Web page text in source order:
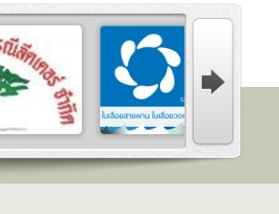
กรมศุลกากร
กรมพัฒนาฝีมือแรงงาน
สำนักงานคณะกรรมการส่งเสริมการลงทุน
สำนักงานคณะกรรมการพัฒนาการ
รษฐกิจและสังคมแห่งชาติ
สำนักงานพัฒนาวิทยาศาสตร์และ
คโนโลยีแห่งชาติ
องค์การอุตสาหกรรมป่าไม้
สถาบันมาตรวิทยาแห่งชาติ